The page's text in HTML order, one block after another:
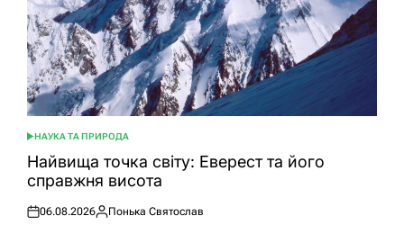
ОПУБЛІКУВАТИ
У
НАУКА ТА ПРИРОДА
Найвища точка світу: Еверест та його
справжня висота
Оприлюднено
06.08.2026
Опубліковано
Понька Святослав